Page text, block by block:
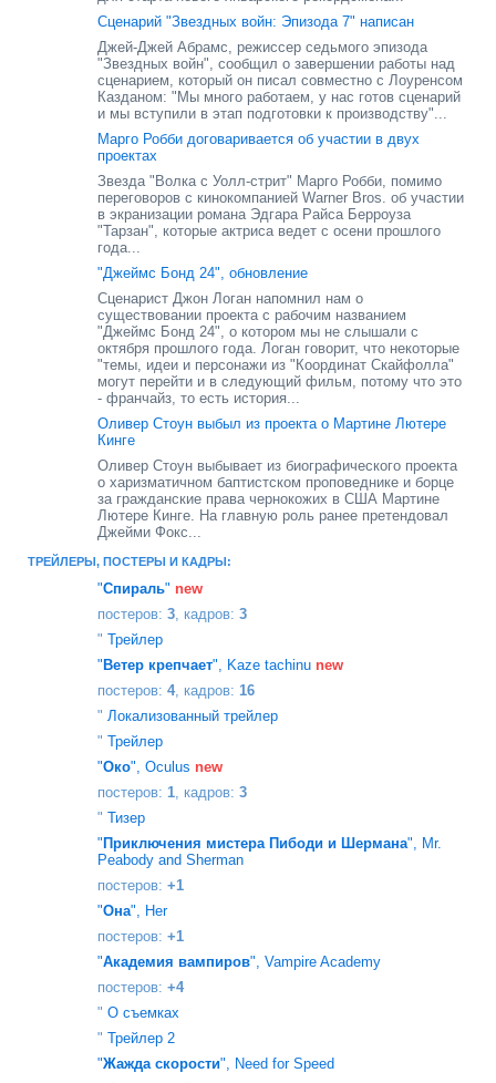
Сценарий "Звездных войн: Эпизода 7" написан
Джей-Джей Абрамс, режиссер седьмого эпизода
"Звездных войн", сообщил о завершении работы над
сценарием, который он писал совместно с Лоуренсом
Казданом: "Мы много работаем, у нас готов сценарий
и мы вступили в этап подготовки к производству"...
Марго Робби договаривается об участии в двух
проектах
Звезда "Волка с Уолл-стрит" Марго Робби, помимо
переговоров с кинокомпанией Warner Bros. об участии
в экранизации романа Эдгара Райса Берроуза
"Тарзан", которые актриса ведет с осени прошлого
года...
"Джеймс Бонд 24", обновление
Сценарист Джон Логан напомнил нам о
существовании проекта с рабочим названием
"Джеймс Бонд 24", о котором мы не слышали с
октября прошлого года. Логан говорит, что некоторые
"темы, идеи и персонажи из "Координат Скайфолла"
могут перейти и в следующий фильм, потому что это
- франчайз, то есть история...
Оливер Стоун выбыл из проекта о Мартине Лютере
Кинге
Оливер Стоун выбывает из биографического проекта
о харизматичном баптистском проповеднике и борце
за гражданские права чернокожих в США Мартине
Лютере Кинге. На главную роль ранее претендовал
Джейми Фокс...
ТРЕЙЛЕРЫ, ПОСТЕРЫ И КАДРЫ:
"Спираль" new
постеров: 3, кадров: 3
" Трейлер
" Ветер крепчает", Kaze tachinu new
постеров: 4, кадров: 16
" Локализованный трейлер
" Трейлер
"Око", Oculus new
постеров: 1, кадров: 3
" Тизер
" Приключения мистера Пибоди и Шермана", Mr.
Peabody and Sherman
постеров: +1
"Она", Her
постеров: +1
"Академия вампиров", Vampire Academy
постеров: +4
" О съемках
" Трейлер 2
"Жажда скорости", Need for Speed